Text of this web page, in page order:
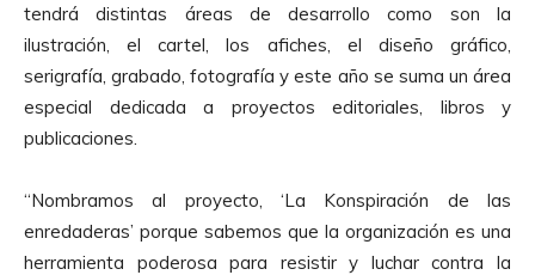
tendrá distintas áreas de desarrollo como son la
ilustración, el cartel, los afiches, el diseño gráfico,
serigrafía, grabado, fotografía y este año se suma un área
especial dedicada a proyectos editoriales, libros y
publicaciones.
“Nombramos al proyecto, ‘La Konspiración de las
enredaderas’ porque sabemos que la organización es una
herramienta poderosa para resistir y luchar contra la